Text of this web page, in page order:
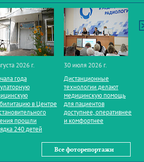
2026 г.
года
в Центре
прошли
240 детей
30 июля 2026 г.
Дистанционные
технологии делают
медицинскую помощь
для пациентов
доступнее, оперативнее
и комфортнее
Все фоторепортажи